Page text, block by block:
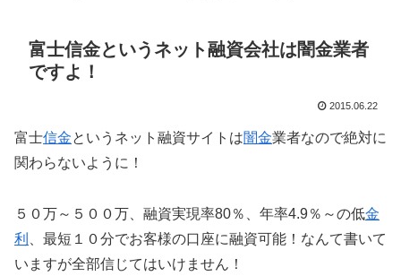
富士信金というネット融資会社は闇金業者
ですよ！
2015.06.22
富士信金というネット融資サイトは闇金業者なので絶対に
関わらないように！
５０万～５００万、融資実現率80％、年率4.9％～の低金
利
、最短１０分でお客様の口座に融資可能！なんて書いて
いますが全部信じてはいけません！